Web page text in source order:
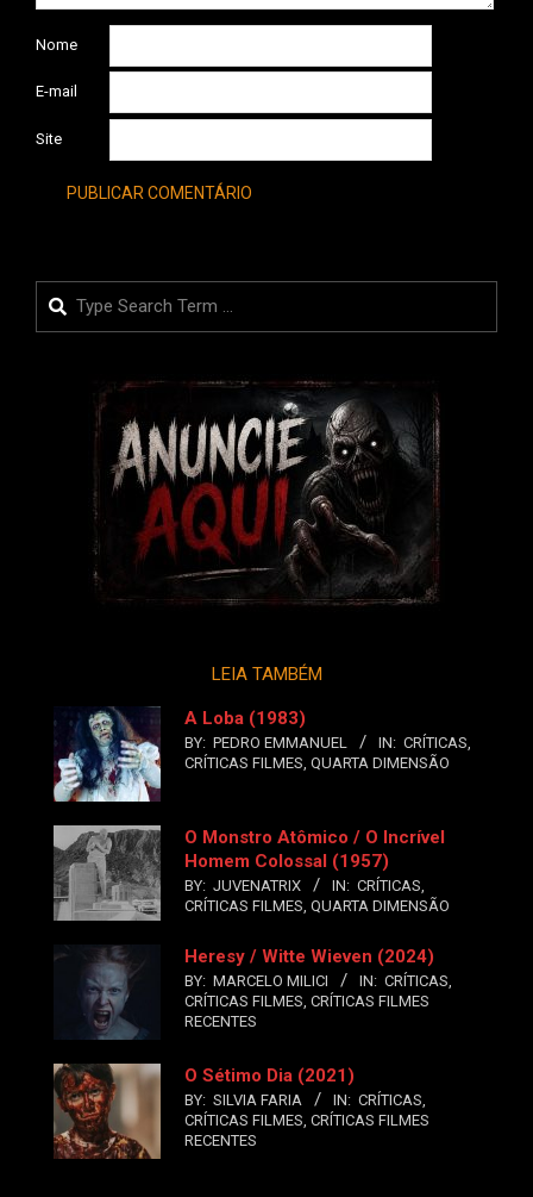
Nome
E-mail
Site
Search
LEIA TAMBÉM
A Loba (1983)
BY: PEDRO EMMANUEL IN: CRÍTICAS,
CRÍTICAS FILMES, QUARTA DIMENSÃO
O Monstro Atômico / O Incrível
Homem Colossal (1957)
BY: JUVENATRIX IN: CRÍTICAS,
CRÍTICAS FILMES, QUARTA DIMENSÃO
Heresy / Witte Wieven (2024)
BY: MARCELO MILICI IN: CRÍTICAS,
CRÍTICAS FILMES, CRÍTICAS FILMES
RECENTES
O Sétimo Dia (2021)
BY: SILVIA FARIA IN: CRÍTICAS,
CRÍTICAS FILMES, CRÍTICAS FILMES
RECENTES